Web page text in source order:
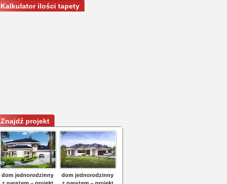
Kalkulator ilości tapety
Znajdź projekt